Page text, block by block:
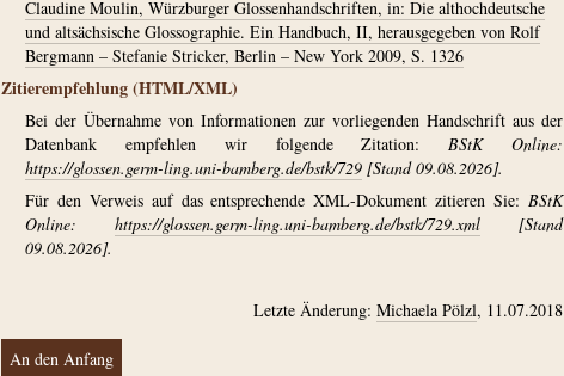
Claudine Moulin, Würzburger Glossenhandschriften, in: Die althochdeutsche
und altsächsische Glossographie. Ein Handbuch, II, herausgegeben von Rolf
Bergmann – Stefanie Stricker, Berlin – New York 2009, S. 1326
Zitierempfehlung (HTML/XML)
Bei der Übernahme von Informationen zur vorliegenden Handschrift aus der
Datenbank empfehlen wir folgende Zitation:BStK Online:
https://glossen.germ-ling.uni-bamberg.de/bstk/729 [Stand 09.08.2026].
Für den Verweis auf das entsprechende XML-Dokument zitieren Sie: BStK
Online: https://glossen.germ-ling.uni-bamberg.de/bstk/729.xml [Stand
09.08.2026].
Letzte Änderung: Michaela Pölzl, 11.07.2018
An den Anfang